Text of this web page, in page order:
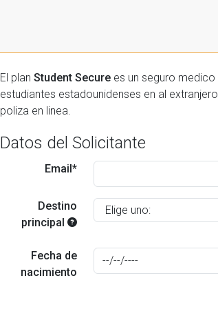
El plan Student Secure es un seguro medico para
estudiantes estadounidenses en al extranjero. Por favor, introduzca sus datos a continuacion para recibir un presupuesto gratuito y luego comprar
poliza en linea.
Datos del Solicitante
Email*
Destino
principal
Fecha de
nacimiento